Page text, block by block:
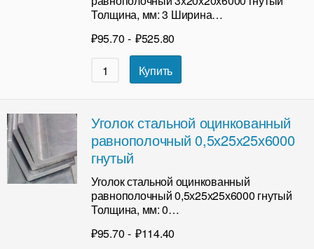
Толщина, мм: 3 Ширина…
₽95.70 - ₽525.80
Купить
Уголок стальной оцинкованный
равнополочный 0,5х25х25х6000
гнутый
Уголок стальной оцинкованный
равнополочный 0,5х25х25х6000 гнутый
Толщина, мм: 0…
₽95.70 - ₽114.40